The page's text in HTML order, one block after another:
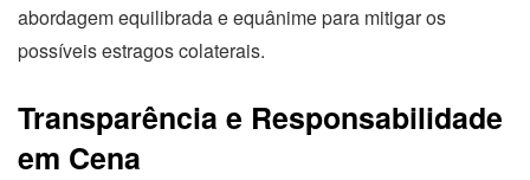
abordagem equilibrada e equânime para mitigar os
possíveis estragos colaterais.
Transparência e Responsabilidade
em Cena